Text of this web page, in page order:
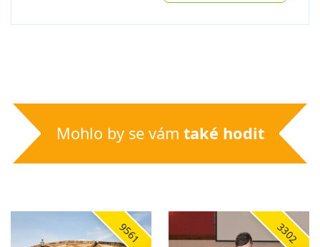
Mohlo by se vám také hodit
9561 3302